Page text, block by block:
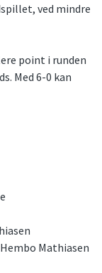
ved mindre
point i runden
Med 6-0 kan
Mathiasen